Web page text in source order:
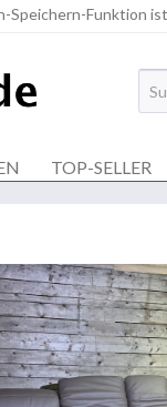
Speichern-Funktion
TOP-SELLER